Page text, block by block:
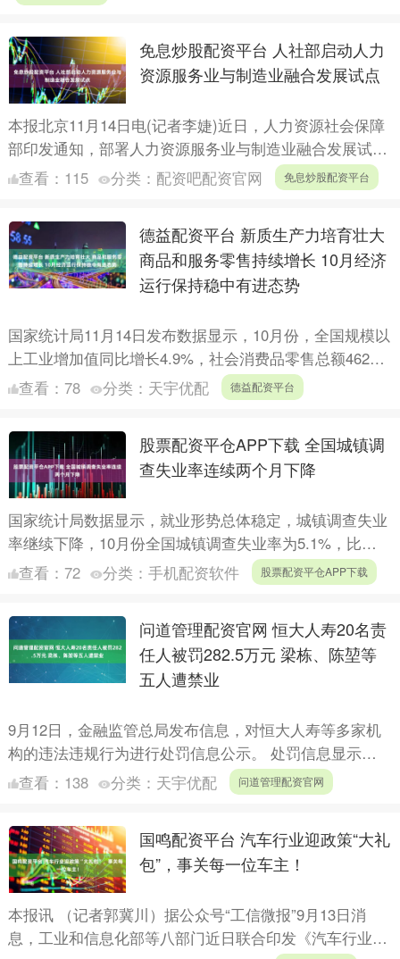
免息炒股配资平台 人社部启动人力
资源服务业与制造业融合发展试点
本报北京11月14日电(记者李婕)近日，人力资源社会保障
部印发通知，部署人力资源服务业与制造业融合发展试点
工作，确定北京、上海等39个城市承担试点任务，探索融
查看： 115 分类： 配资吧配资官网 免息炒股配资平台
德益配资平台 新质生产力培育壮大
商品和服务零售持续增长 10月经济
运行保持稳中有进态势
国家统计局11月14日发布数据显示，10月份，全国规模以
上工业增加值同比增长4.9%，社会消费品零售总额46291
亿元，同比增长2.9%。国家统计局新闻发言人付....
查看： 78 分类： 天宇优配 德益配资平台
股票配资平仓APP下载 全国城镇调
查失业率连续两个月下降
国家统计局数据显示，就业形势总体稳定，城镇调查失业
率继续下降，10月份全国城镇调查失业率为5.1%，比上
月下降0.1个百分点，连续两个月下降。....
查看： 72 分类： 手机配资软件 股票配资平仓APP下载
问道管理配资官网 恒大人寿20名责
任人被罚282.5万元 梁栋、陈堃等
五人遭禁业
9月12日，金融监管总局发布信息，对恒大人寿等多家机
构的违法违规行为进行处罚信息公示。 处罚信息显示，
恒大人寿主要违法违规行为包括保险资金运用严重不合规
查看： 138 分类： 天宇优配 问道管理配资官网
国鸣配资平台 汽车行业迎政策“大礼
包”，事关每一位车主！
本报讯 （记者郭冀川）据公众号“工信微报”9月13日消
息，工业和信息化部等八部门近日联合印发《汽车行业稳